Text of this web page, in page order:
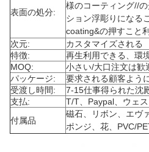
表面の処分:
様のコーティング//
ション浮彫りになる
coating&の押すこと
次元:
カスタマイズされる
特徴:
再生利用できる、環
MOQ:
小さい/大口注文は歓
パッケージ:
要求される顧客ように
受渡し時間:
7-15仕事得られた沈
支払:
T/T、Paypal、ウェ
付属品
磁石、リボン、エヴ
ポンジ、花、PVC/